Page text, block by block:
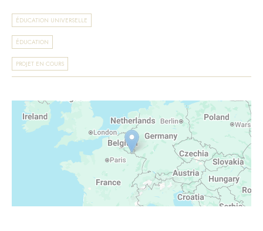
ÉDUCATION UNIVERSELLE
ÉDUCATION
PROJET EN COURS